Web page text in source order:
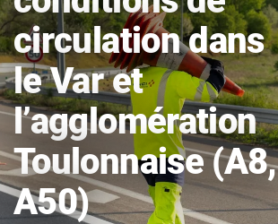
circulation dans
le Var et
l’agglomération
Toulonnaise (A8,
A50)